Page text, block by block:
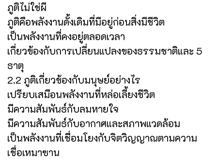
ภูติไม่ใช่ผี
ภูติคือพลังงานดั้งเดิมที่มีอยู่ก่อนสิ่งมีชีวิต
เป็นพลังงานที่คงอยู่ตลอดเวลา
เกี่ยวข้องกับการเปลี่ยนแปลงของธรรมชาติและ 5
ธาตุ
2.2 ภูติเกี่ยวข้องกับมนุษย์อย่างไร
เปรียบเสมือนพลังงานที่หล่อเลี้ยงชีวิต
มีความสัมพันธ์กับลมหายใจ
มีความสัมพันธ์กับอากาศและสภาพแวดล้อม
เป็นพลังงานที่เชื่อมโยงกับจิตวิญญาณตามความ
เชื่อเหมาซาน